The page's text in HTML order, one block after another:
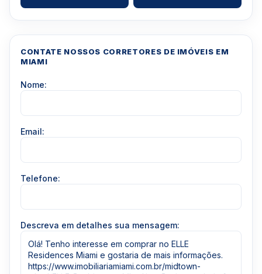
CONTATE NOSSOS CORRETORES DE IMÓVEIS EM
MIAMI
Nome:
Email:
Telefone:
Descreva em detalhes sua mensagem: